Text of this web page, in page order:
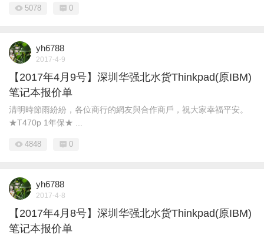
5078 0
yh6788
2017-4-9
【2017年4月9号】深圳华强北水货Thinkpad(原IBM)
笔记本报价单
清明時節雨紛紛，各位商行的網友與合作商戶，祝大家幸福平安。
★T470p 1年保★ ...
4848 0
yh6788
2017-4-8
【2017年4月8号】深圳华强北水货Thinkpad(原IBM)
笔记本报价单